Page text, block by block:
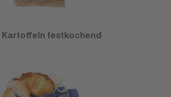
Kartoffeln festkochend